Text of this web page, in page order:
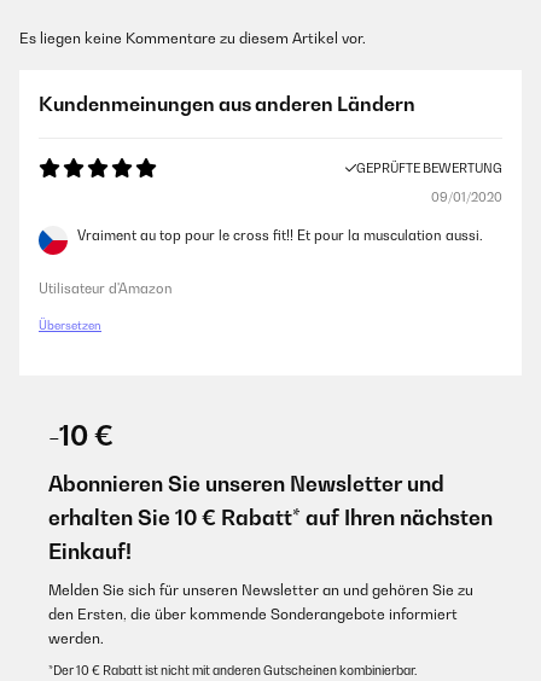
Es liegen keine Kommentare zu diesem Artikel vor.
Kundenmeinungen aus anderen Ländern
GEPRÜFTE BEWERTUNG
09/01/2020
Vraiment au top pour le cross fit!! Et pour la musculation aussi.
Utilisateur d'Amazon
Übersetzen
-10 €
Abonnieren Sie unseren Newsletter und
erhalten Sie 10 € Rabatt* auf Ihren nächsten
Einkauf!
Melden Sie sich für unseren Newsletter an und gehören Sie zu
den Ersten, die über kommende Sonderangebote informiert
werden.
*Der 10 € Rabatt ist nicht mit anderen Gutscheinen kombinierbar.